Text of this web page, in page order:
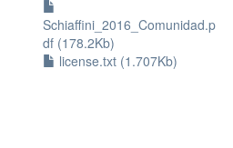
Schiaffini_2016_Comunidad.p
df (178.2Kb)
license.txt (1.707Kb)